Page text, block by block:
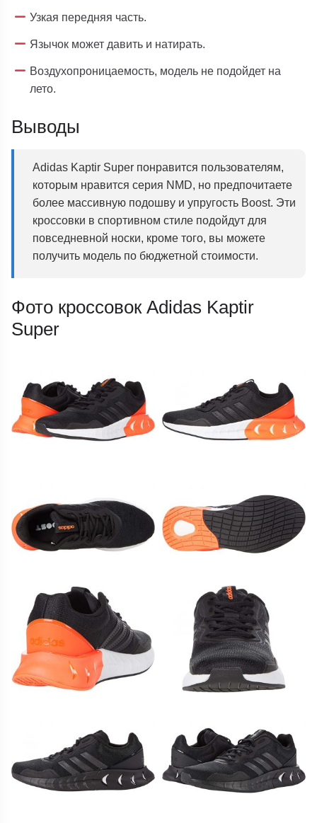
Узкая передняя часть.
Язычок может давить и натирать.
Воздухопроницаемость, модель не подойдет на
лето.
Выводы
Adidas Kaptir Super понравится пользователям,
которым нравится серия NMD, но предпочитаете
более массивную подошву и упругость Boost. Эти
кроссовки в спортивном стиле подойдут для
повседневной носки, кроме того, вы можете
получить модель по бюджетной стоимости.
Фото кроссовок Adidas Kaptir
Super